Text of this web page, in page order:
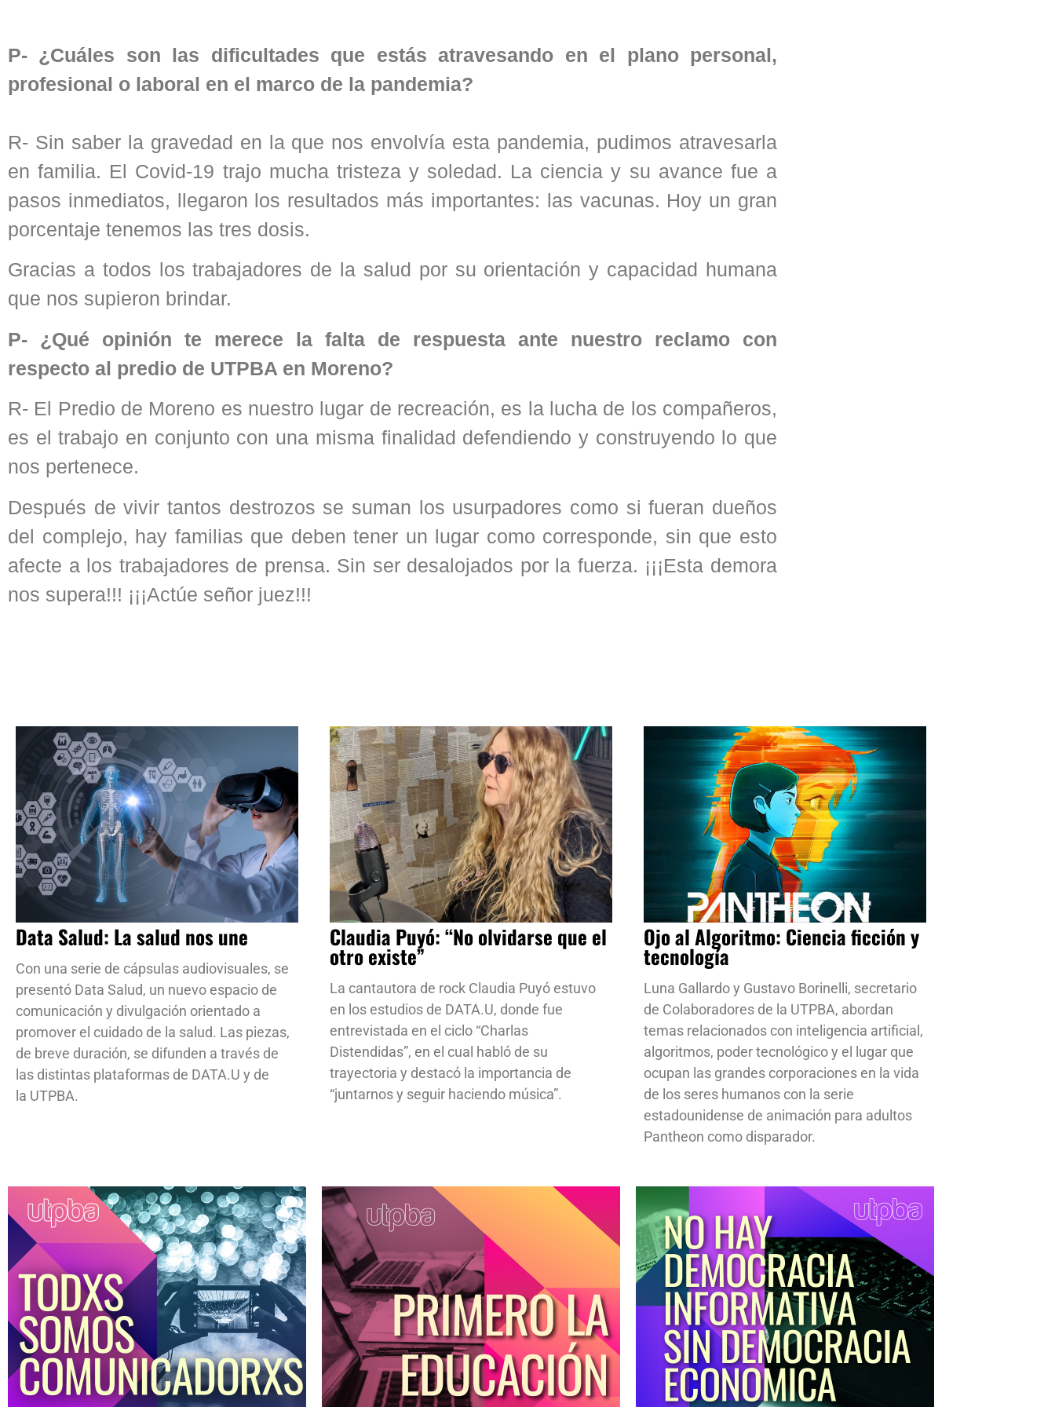
P- ¿Cuáles son las dificultades que estás atravesando en el plano personal,
profesional o laboral en el marco de la pandemia?
R- Sin saber la gravedad en la que nos envolvía esta pandemia, pudimos atravesarla
en familia. El Covid-19 trajo mucha tristeza y soledad. La ciencia y su avance fue a
pasos inmediatos, llegaron los resultados más importantes: las vacunas. Hoy un gran
porcentaje tenemos las tres dosis.
Gracias a todos los trabajadores de la salud por su orientación y capacidad humana
que nos supieron brindar.
P- ¿Qué opinión te merece la falta de respuesta ante nuestro reclamo con
respecto al predio de UTPBA en Moreno?
R- El Predio de Moreno es nuestro lugar de recreación, es la lucha de los compañeros,
es el trabajo en conjunto con una misma finalidad defendiendo y construyendo lo que
nos pertenece.
Después de vivir tantos destrozos se suman los usurpadores como si fueran dueños
del complejo, hay familias que deben tener un lugar como corresponde, sin que esto
afecte a los trabajadores de prensa. Sin ser desalojados por la fuerza. ¡¡¡Esta demora
nos supera!!! ¡¡¡Actúe señor juez!!!
Data Salud: La salud nos une
Con una serie de cápsulas audiovisuales, se
presentó Data Salud, un nuevo espacio de
comunicación y divulgación orientado a
promover el cuidado de la salud. Las piezas,
de breve duración, se difunden a través de
las distintas plataformas de DATA.U y de
la UTPBA.
Claudia Puyó: “No olvidarse que el
otro existe”
La cantautora de rock Claudia Puyó estuvo
en los estudios de DATA.U, donde fue
entrevistada en el ciclo “Charlas
Distendidas”, en el cual habló de su
trayectoria y destacó la importancia de
“juntarnos y seguir haciendo música”.
Ojo al Algoritmo: Ciencia ficción y
tecnología
Luna Gallardo y Gustavo Borinelli, secretario
de Colaboradores de la UTPBA, abordan
temas relacionados con inteligencia artificial,
algoritmos, poder tecnológico y el lugar que
ocupan las grandes corporaciones en la vida
de los seres humanos con la serie
estadounidense de animación para adultos
Pantheon como disparador.